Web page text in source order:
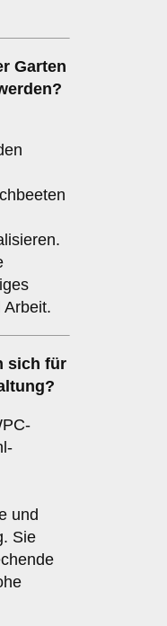
Garten
Arbeit.
sich für
und
Sie